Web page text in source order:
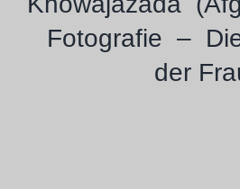
Fotografie –
der